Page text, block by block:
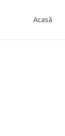
Acasă